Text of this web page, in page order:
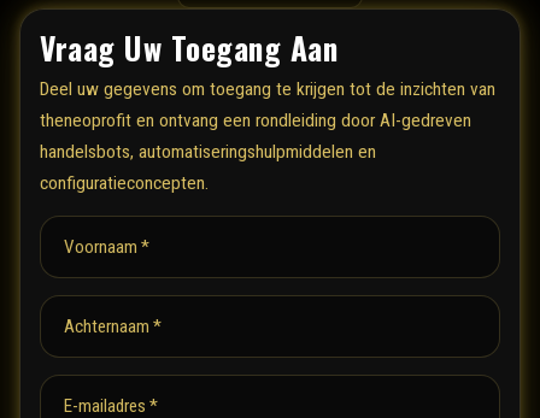
Vraag Uw Toegang Aan
Deel uw gegevens om toegang te krijgen tot de inzichten van
theneoprofit en ontvang een rondleiding door AI-gedreven
handelsbots, automatiseringshulpmiddelen en
configuratieconcepten.
Voornaam *
Achternaam *
E-mailadres *